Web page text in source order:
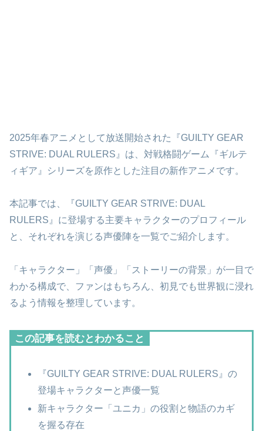
2025年春アニメとして放送開始された『GUILTY GEAR
STRIVE: DUAL RULERS』は、対戦格闘ゲーム『ギルテ
ィギア』シリーズを原作とした注目の新作アニメです。
本記事では、『GUILTY GEAR STRIVE: DUAL
RULERS』に登場する主要キャラクターのプロフィール
と、それぞれを演じる声優陣を一覧でご紹介します。
「キャラクター」「声優」「ストーリーの背景」が一目で
わかる構成で、ファンはもちろん、初見でも世界観に浸れ
るよう情報を整理しています。
この記事を読むとわかること
『GUILTY GEAR STRIVE: DUAL RULERS』の
登場キャラクターと声優一覧
新キャラクター「ユニカ」の役割と物語のカギ
を握る存在